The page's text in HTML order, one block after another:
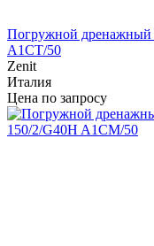
Погружной дренажный
A1CT/50
Zenit
Италия
Цена по запросу